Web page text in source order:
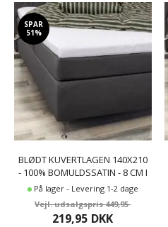
SPAR
51%
BLØDT KUVERTLAGEN 140X210
- 100% BOMULDSSATIN - 8 CM I
HØJDEN - HVIDT LAGEN TIL
TOPMADRAS - BY NIGHT SATIN
LAGEN
På lager - Levering 1-2 dage
449,95
219,95 DKK